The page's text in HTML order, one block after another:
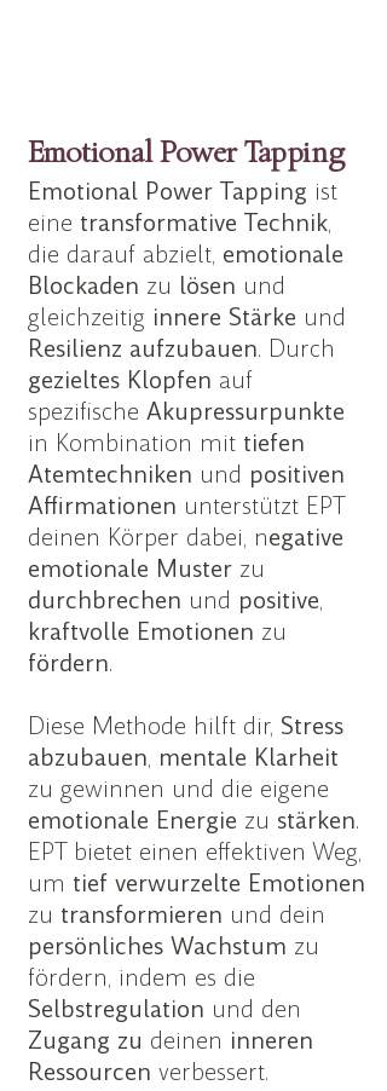
Emotional Power Tapping
Emotional Power Tapping ist
eine transformative Technik,
die darauf abzielt, emotionale
Blockaden zu lösen und
gleichzeitig innere Stärke und
Resilienz aufzubauen. Durch
gezieltes Klopfen auf
spezifische Akupressurpunkte
in Kombination mit tiefen
Atemtechniken und positiven
Affirmationen unterstützt EPT
deinen Körper dabei, negative
emotionale Muster zu
durchbrechen und positive,
kraftvolle Emotionen zu
fördern.
Diese Methode hilft dir, Stress
abzubauen, mentale Klarheit
zu gewinnen und die eigene
emotionale Energie zu stärken.
EPT bietet einen effektiven Weg,
um tief verwurzelte Emotionen
zu transformieren und dein
persönliches Wachstum zu
fördern, indem es die
Selbstregulation und den
Zugang zu deinen inneren
Ressourcen verbessert.